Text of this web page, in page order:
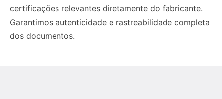
certificações relevantes diretamente do fabricante.
Garantimos autenticidade e rastreabilidade completa
dos documentos.